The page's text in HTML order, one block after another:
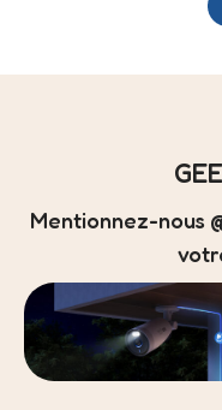
Mentionnez-nous